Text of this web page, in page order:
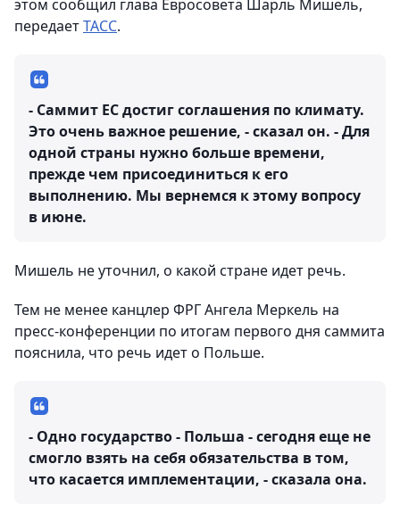
этом сообщил глава Евросовета Шарль Мишель,
передаетТАСС.
- Саммит ЕС достиг соглашения по климату.
Это очень важное решение, - сказал он. - Для
одной страны нужно больше времени,
прежде чем присоединиться к его
выполнению. Мы вернемся к этому вопросу
в июне.
Мишель не уточнил, о какой стране идет речь.
Тем не менее канцлер ФРГ Ангела Меркель на
пресс-конференции по итогам первого дня саммита
пояснила, что речь идет о Польше.
- Одно государство - Польша - сегодня еще не
смогло взять на себя обязательства в том,
что касается имплементации, - сказала она.